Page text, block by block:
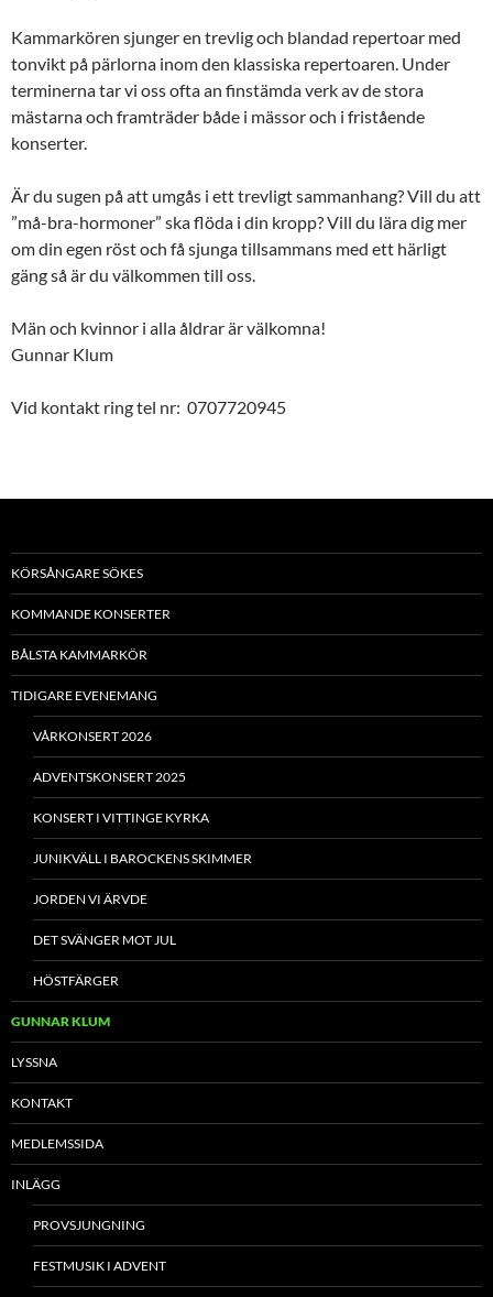
Kammarkören sjunger en trevlig och blandad repertoar med
tonvikt på pärlorna inom den klassiska repertoaren. Under
terminerna tar vi oss ofta an finstämda verk av de stora
mästarna och framträder både i mässor och i fristående
konserter.
Är du sugen på att umgås i ett trevligt sammanhang? Vill du att
”må-bra-hormoner” ska flöda i din kropp? Vill du lära dig mer
om din egen röst och få sjunga tillsammans med ett härligt
gäng så är du välkommen till oss.
Män och kvinnor i alla åldrar är välkomna!
Gunnar Klum
Vid kontakt ring tel nr: 0707720945
KÖRSÅNGARE SÖKES
KOMMANDE KONSERTER
BÅLSTA KAMMARKÖR
TIDIGARE EVENEMANG
VÅRKONSERT 2026
ADVENTSKONSERT 2025
KONSERT I VITTINGE KYRKA
JUNIKVÄLL I BAROCKENS SKIMMER
JORDEN VI ÄRVDE
DET SVÄNGER MOT JUL
HÖSTFÄRGER
GUNNAR KLUM
LYSSNA
KONTAKT
MEDLEMSSIDA
INLÄGG
PROVSJUNGNING
FESTMUSIK I ADVENT